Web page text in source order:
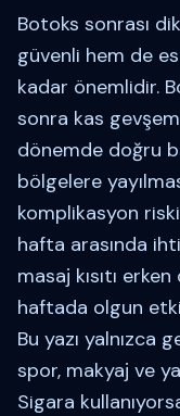
Botoks sonrası
güvenli hem de
kadar önemlidir.
sonra kas
dönemde doğru
bölgelere
komplikasyon
hafta arasında
masaj kısıtı
haftada olgun
Bu yazı yalnızca
spor, makyaj ve
Sigara